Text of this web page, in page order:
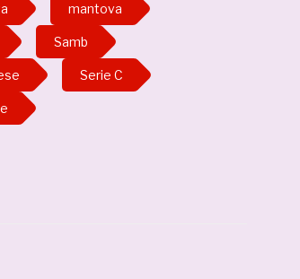
mantova
Samb
Serie C